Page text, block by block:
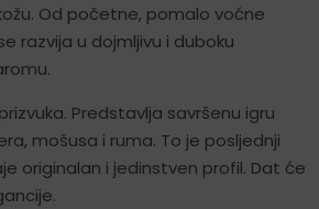
Od početne, pomalo voćne
razvija u dojmljivu i duboku
Predstavlja savršenu igru
mošusa i ruma. To je posljednji
originalan i jedinstven profil. Dat će